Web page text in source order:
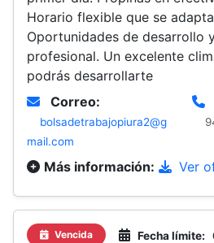
Horario flexible que se
Oportunidades de desarrollo
profesional. Un excelente
podrás desarrollarte
Correo:
bolsadetrabajopiura2@g
mail.com
Más información: Ver
Vencida Fecha límite: